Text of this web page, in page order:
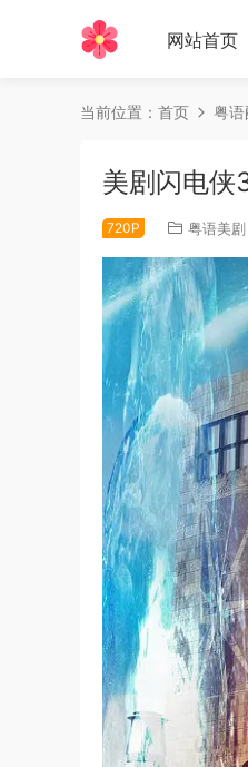
网站首页
当前位置： 首页 粤
美剧闪电侠
720P 粤语美剧